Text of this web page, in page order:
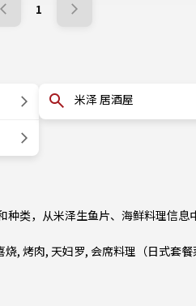
1
米泽 居酒屋
种类，从米泽生鱼片、海鲜料理信
烧, 烤肉, 天妇罗, 会席料理（日式套餐